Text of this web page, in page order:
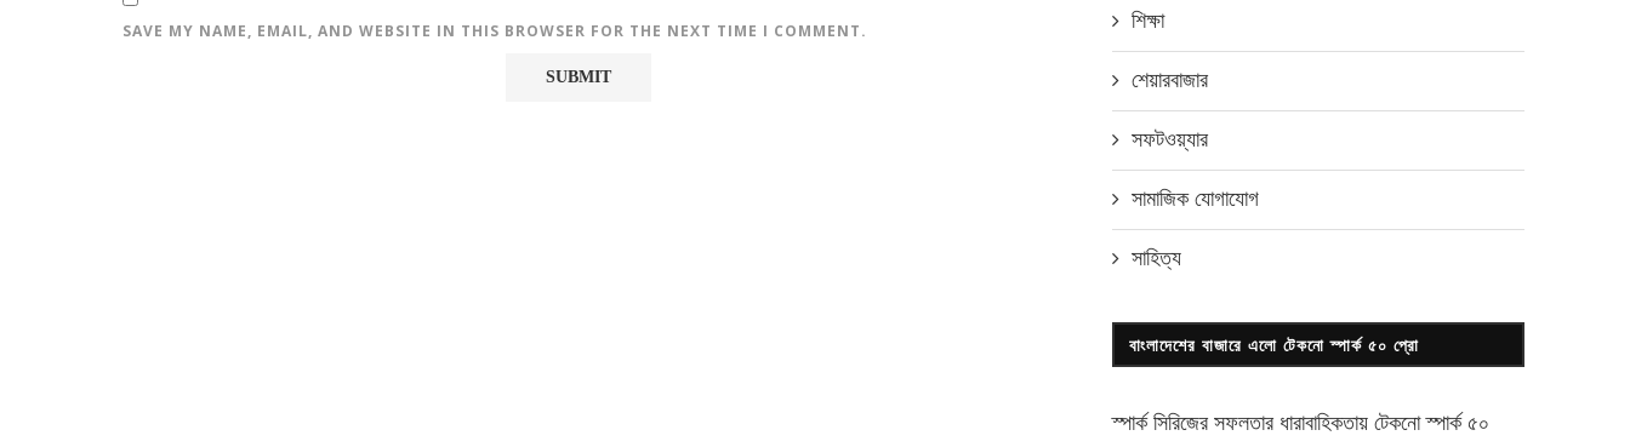
SAVE MY NAME, EMAIL, AND WEBSITE IN THIS BROWSER FOR THE NEXT TIME I COMMENT. শিক্ষা
শেয়ারবাজার
সফটওয়্যার
সামাজিক যোগাযোগ
সাহিত্য
বাংলাদেশের বাজারে এলো টেকনো স্পার্ক ৫০ প্রো
স্পার্ক সিরিজের সফলতার ধারাবাহিকতায় টেকনোস্পার্ক ৫০